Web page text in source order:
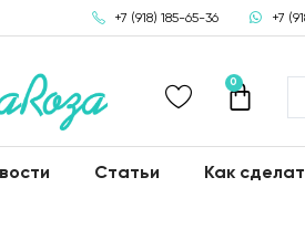
+7 (918) 185-65-36 +7
0
Статьи Как